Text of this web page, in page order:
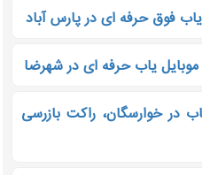
یاب فوق حرفه ای در پارس آباد
یاب حرفه ای در شهرضا
در خوارسگان، راکت بازرسی